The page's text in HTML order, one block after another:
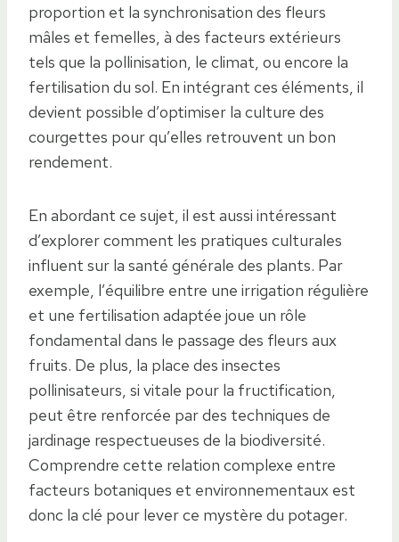
proportion et la synchronisation des fleurs
mâles et femelles, à des facteurs extérieurs
tels que la pollinisation, le climat, ou encore la
fertilisation du sol. En intégrant ces éléments, il
devient possible d’optimiser la culture des
courgettes pour qu’elles retrouvent un bon
rendement.
En abordant ce sujet, il est aussi intéressant
d’explorer comment les pratiques culturales
influent sur la santé générale des plants. Par
exemple, l’équilibre entre une irrigation régulière
et une fertilisation adaptée joue un rôle
fondamental dans le passage des fleurs aux
fruits. De plus, la place des insectes
pollinisateurs, si vitale pour la fructification,
peut être renforcée par des techniques de
jardinage respectueuses de la biodiversité.
Comprendre cette relation complexe entre
facteurs botaniques et environnementaux est
donc la clé pour lever ce mystère du potager.